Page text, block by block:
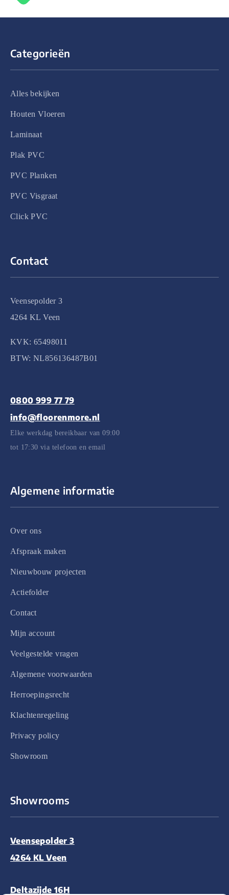
Categorieën
Alles bekijken
Houten Vloeren
Laminaat
Plak PVC
PVC Planken
PVC Visgraat
Click PVC
Contact
Veensepolder 3
4264 KL Veen
KVK: 65498011
BTW: NL856136487B01
0800 999 77 79
info@floorenmore.nl
Elke werkdag bereikbaar van 09:00
tot 17:30 via telefoon en email
Algemene informatie
Over ons
Afspraak maken
Nieuwbouw projecten
Actiefolder
Contact
Mijn account
Veelgestelde vragen
Algemene voorwaarden
Herroepingsrecht
Klachtenregeling
Privacy policy
Showroom
Showrooms
Veensepolder 3
4264 KL Veen
Deltazijde 16H